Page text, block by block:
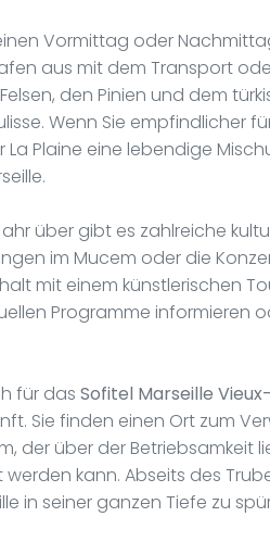
Vormittag oder
aus mit dem Transport
den Pinien und dem
Wenn Sie empfindlicher
La Plaine eine lebendige
über gibt es zahlreiche
im Mucem oder die
mit einem künstlerischen
Programme informieren
für das Sofitel Marseille
Sie finden einen Ort zum
der über der Betriebsamkeit
kann. Abseits des
in seiner ganzen Tiefe zu